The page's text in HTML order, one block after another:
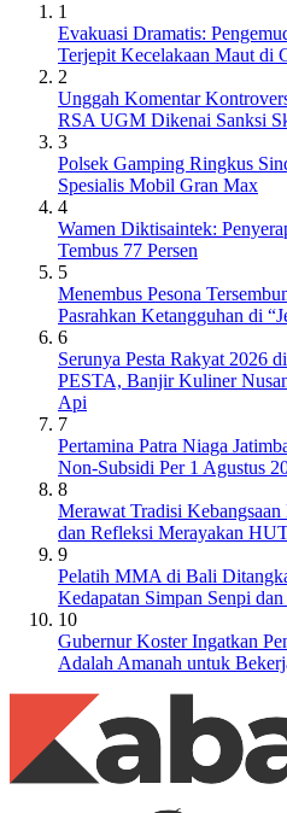
1
Evakuasi Dramatis:
Terjepit Kecelakaan Maut di
2
Unggah Komentar
RSA UGM Dikenai Sanksi
3
Polsek Gamping Ringkus
Spesialis Mobil Gran Max
4
Wamen Diktisaintek:
Tembus 77 Persen
5
Menembus Pesona
Pasrahkan Ketangguhan di
6
Serunya Pesta Rakyat 2026
PESTA, Banjir Kuliner
Api
7
Pertamina Patra Niaga
Non-Subsidi Per 1 Agustus
8
Merawat Tradisi
dan Refleksi Merayakan
9
Pelatih MMA di Bali
Kedapatan Simpan Senpi
10
Gubernur Koster Ingatkan
Adalah Amanah untuk